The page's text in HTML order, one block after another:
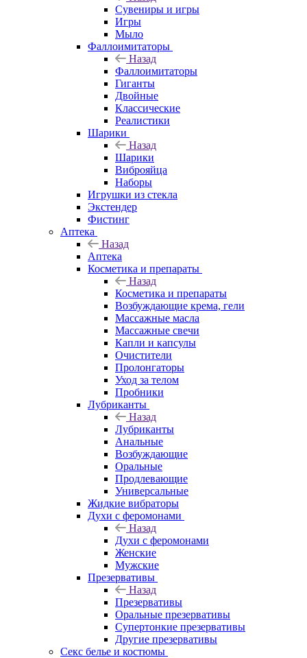
Сувениры и игры
Игры
Мыло
Фаллоимитаторы
Назад
Фаллоимитаторы
Гиганты
Двойные
Классические
Реалистики
Шарики
Назад
Шарики
Виброяйца
Наборы
Игрушки из стекла
Экстендер
Фистинг
Аптека
Назад
Аптека
Косметика и препараты
Назад
Косметика и препараты
Возбуждающие крема, гели
Массажные масла
Массажные свечи
Капли и капсулы
Очистители
Пролонгаторы
Уход за телом
Пробники
Лубриканты
Назад
Лубриканты
Анальные
Возбуждающие
Оральные
Продлевающие
Универсальные
Жидкие вибраторы
Духи с феромонами
Назад
Духи с феромонами
Женские
Мужские
Презервативы
Назад
Презервативы
Оральные презервативы
Супертонкие презервативы
Другие презервативы
Секс белье и костюмы